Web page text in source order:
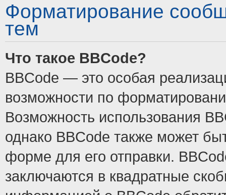
Форматирование
тем
Что такое BBCode?
BBCode — это особая
возможности по
Возможность использования
однако BBCode также может
форме для его отправки.
заключаются в квадратные